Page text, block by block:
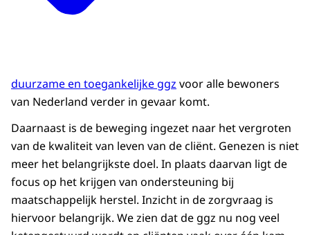
oplossingsrichtingen in 4 bouwblokken
Daarom roepen wij op om niet te besparen,
maar te kijken naar budgetneutrale opties voor
een pakket aan maatregelen. Op de langere
termijn bieden wij graag onze hulp aan om mee
te denken over meer fundamentele
hervormingen van het stelsel, met als doel
ondersteuning en zorg bij psychische klachten
te verbeteren.
duurzame en toegankelijke ggz voor alle bewoners
van Nederland verder in gevaar komt.
Daarnaast is de beweging ingezet naar het vergroten
van de kwaliteit van leven van de cliënt. Genezen is niet
meer het belangrijkste doel. In plaats daarvan ligt de
focus op het krijgen van ondersteuning bij
maatschappelijk herstel. Inzicht in de zorgvraag is
hiervoor belangrijk. We zien dat de ggz nu nog veel